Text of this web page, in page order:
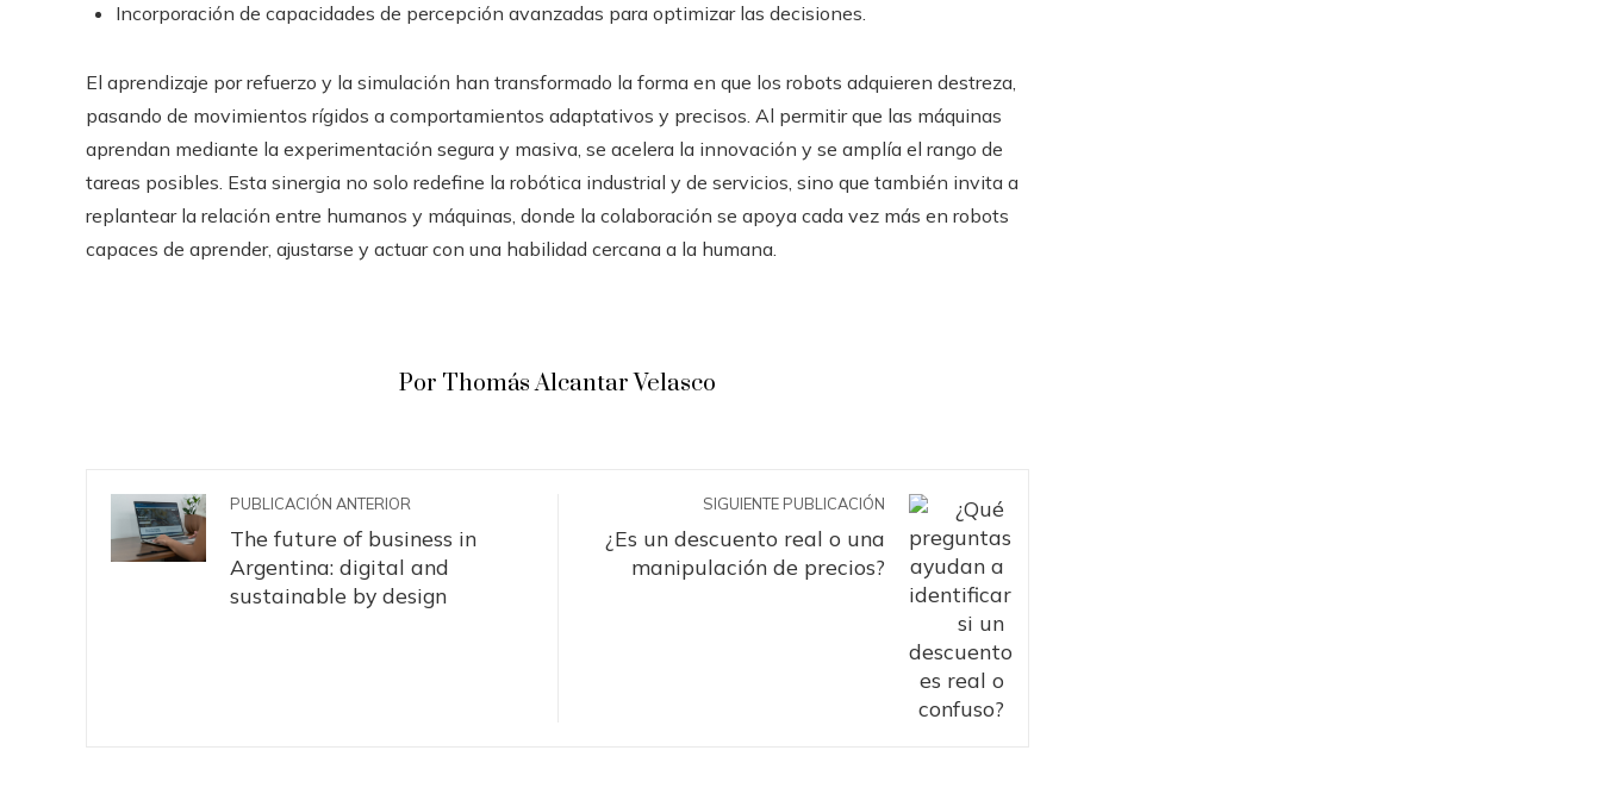
Incorporación de capacidades de percepción avanzadas para optimizar las decisiones.
El aprendizaje por refuerzo y la simulación han transformado la forma en que los robots adquieren destreza,
pasando de movimientos rígidos a comportamientos adaptativos y precisos. Al permitir que las máquinas
aprendan mediante la experimentación segura y masiva, se acelera la innovación y se amplía el rango de
tareas posibles. Esta sinergia no solo redefine la robótica industrial y de servicios, sino que también invita a
replantear la relación entre humanos y máquinas, donde la colaboración se apoya cada vez más en robots
capaces de aprender, ajustarse y actuar con una habilidad cercana a la humana.
Por Thomás Alcantar Velasco
PUBLICACIÓN ANTERIOR
The future of business in
Argentina: digital and
sustainable by design
SIGUIENTE PUBLICACIÓN
¿Es un descuento real o una
manipulación de precios?